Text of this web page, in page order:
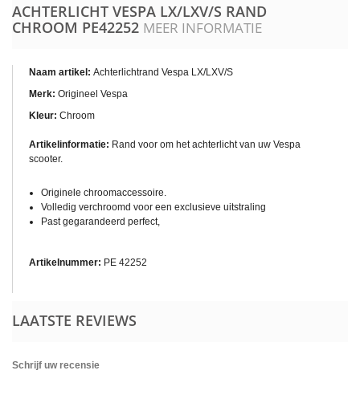
ACHTERLICHT VESPA LX/LXV/S RAND
CHROOM PE42252 MEER INFORMATIE
Naam artikel: Achterlichtrand Vespa LX/LXV/S
Merk: Origineel Vespa
Kleur: Chroom
Artikelinformatie: Rand voor om het achterlicht van uw Vespa
scooter.
Originele chroomaccessoire.
Volledig verchroomd voor een exclusieve uitstraling
Past gegarandeerd perfect,
Artikelnummer: PE 42252
LAATSTE REVIEWS
Schrijf uw recensie